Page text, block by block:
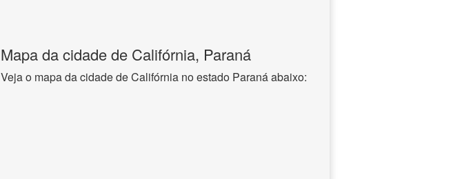
Mapa da cidade de Califórnia, Paraná
Veja o mapa da cidade de Califórnia no estado Paraná abaixo: